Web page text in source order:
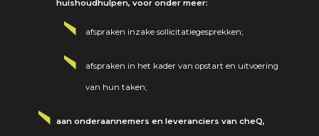
huishoudhulpen, voor onder meer:
afspraken inzake sollicitatiegesprekken;
afspraken in het kader van opstart en uitvoering
van hun taken;
aan onderaannemers en leveranciers van cheQ,